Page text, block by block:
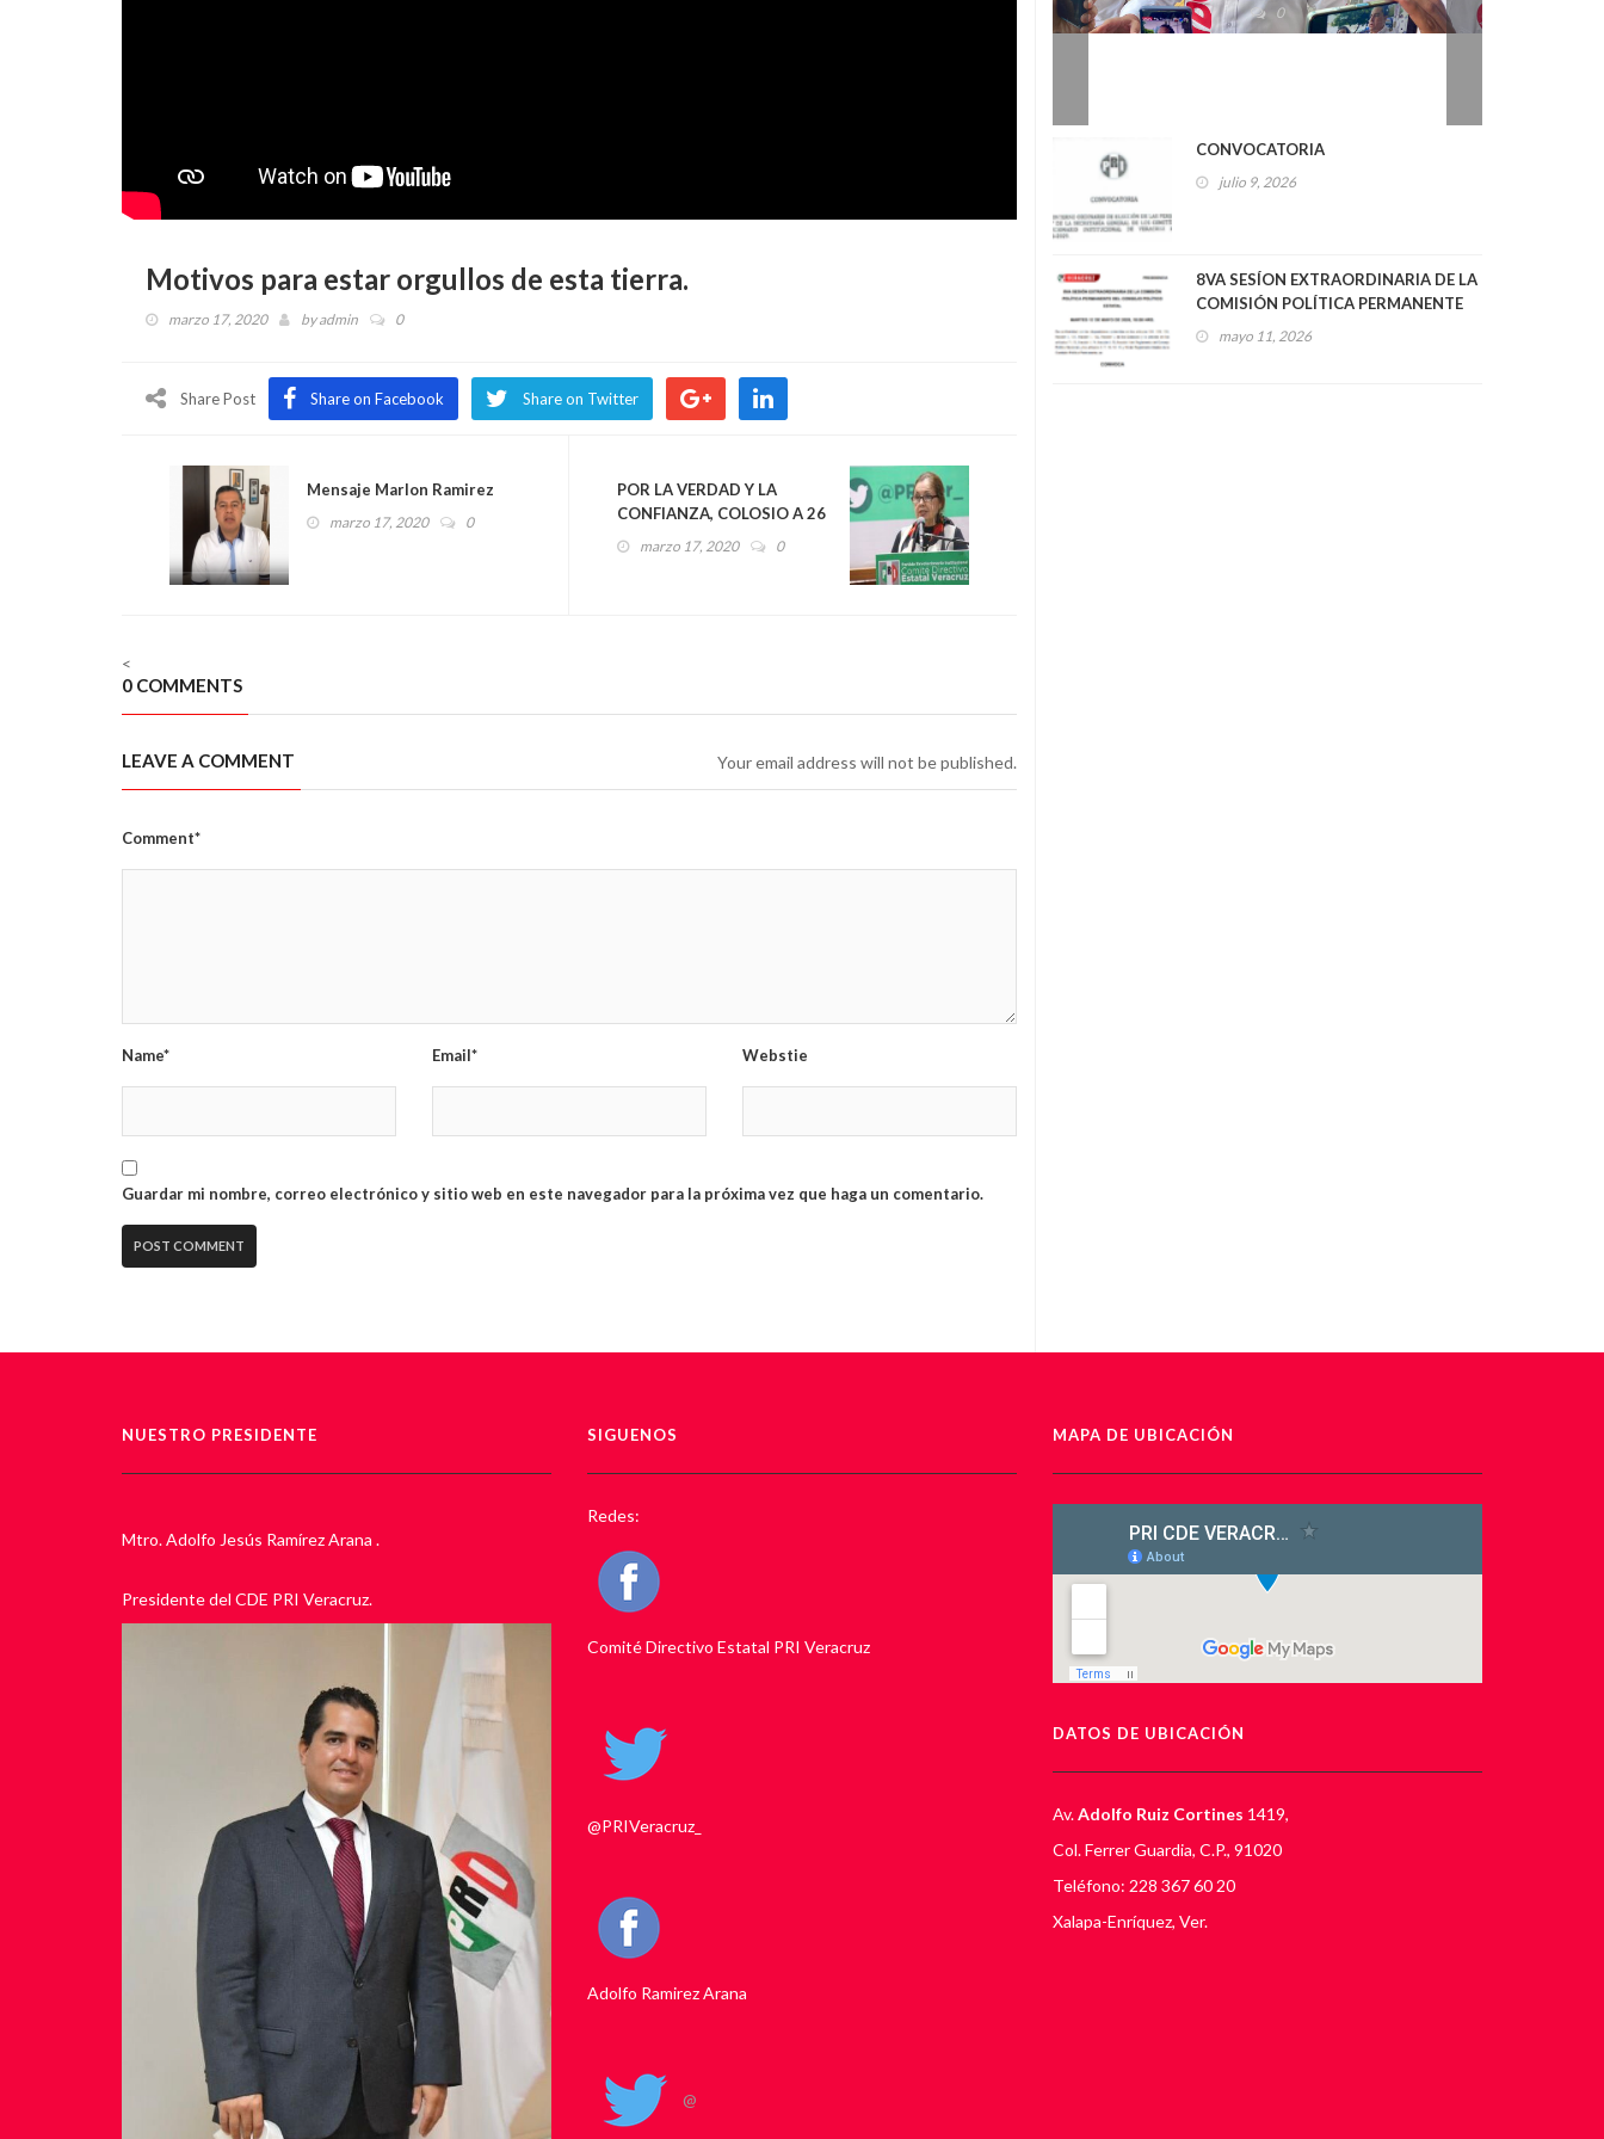
Motivos para estar orgullos de esta tierra.
marzo 17, 2020 byadmin 0
Share Post Share on Facebook Share on Twitter
Mensaje Marlon Ramirez
marzo 17, 2020 0
POR LA VERDAD Y LA
CONFIANZA, COLOSIO A 26
AÑOS DE SU MUERTE
marzo 17, 2020 0
<
0 COMMENTS
LEAVE A COMMENT Your email address will not be published.
Comment*
Name* Email* Webstie
Guardar mi nombre, correo electrónico y sitio web en este navegador para la próxima vez que haga un comentario.
2026
0
CONVOCATORIA
julio 9, 2026
8VA SESÍON EXTRAORDINARIA DE LA
COMISIÓN POLÍTICA PERMANENTE
DEL CONSEJO POLÍTICO ESTATAL
mayo 11, 2026
NUESTRO PRESIDENTE
Mtro. Adolfo Jesús Ramírez Arana .
Presidente del CDE PRI Veracruz.
SIGUENOS
Redes:
Comité Directivo Estatal PRI Veracruz
@PRIVeracruz_
Adolfo Ramirez Arana
@
MAPA DE UBICACIÓN
DATOS DE UBICACIÓN
Av.Adolfo Ruiz Cortines 1419,
Col. Ferrer Guardia, C.P., 91020
Teléfono: 228 367 60 20
Xalapa-Enríquez, Ver.